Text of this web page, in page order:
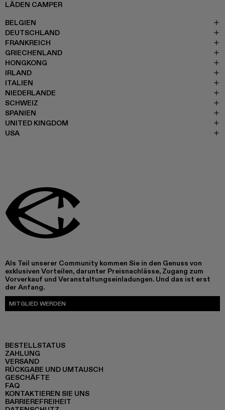
LÄDEN CAMPER
BELGIEN
DEUTSCHLAND
FRANKREICH
GRIECHENLAND
HONGKONG
IRLAND
ITALIEN
NIEDERLANDE
SCHWEIZ
SPANIEN
UNITED KINGDOM
USA
Als Teil unserer Community kommen Sie in den Genuss von
exklusiven Vorteilen, darunter Preisnachlässe, Zugang zum
Vorverkauf und Veranstaltungseinladungen. Und das ist erst
der Anfang.
MITGLIED WERDEN
BESTELLSTATUS
ZAHLUNG
VERSAND
RÜCKGABE UND UMTAUSCH
GESCHÄFTE
FAQ
KONTAKTIEREN SIE UNS
BARRIEREFREIHEIT